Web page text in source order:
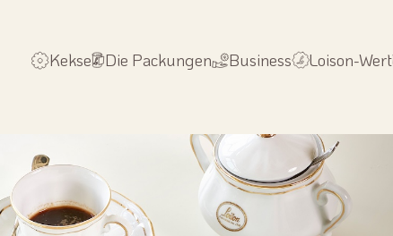
Kekse Die Packungen Business Loison-Wert